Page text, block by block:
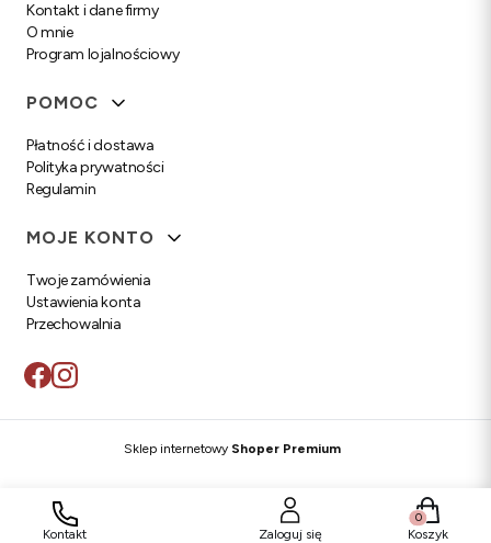
Kontakt i dane firmy
O mnie
Program lojalnościowy
POMOC
Płatność i dostawa
Polityka prywatności
Regulamin
MOJE KONTO
Twoje zamówienia
Ustawienia konta
Przechowalnia
Sklep internetowy Shoper Premium
Kontakt Zaloguj się
Produkty
Koszyk